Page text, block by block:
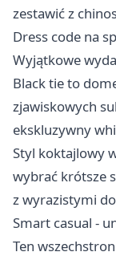
zestawić z
Dress code na
Wyjątkowe
Black tie to
zjawiskowych
ekskluzywny
Styl koktajlowy
wybrać krótsze
z wyrazistymi
Smart casual -
Ten